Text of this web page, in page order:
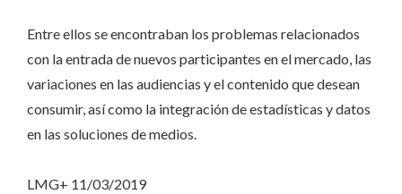
Entre ellos se encontraban los problemas relacionados
con la entrada de nuevos participantes en el mercado, las
variaciones en las audiencias y el contenido que desean
consumir, así como la integración de estadísticas y datos
en las soluciones de medios.
LMG+ 11/03/2019